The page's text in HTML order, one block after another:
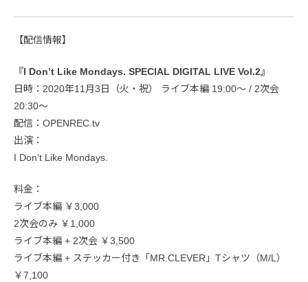
【配信情報】
『I Don’t Like Mondays. SPECIAL DIGITAL LIVE Vol.2』
日時：2020年11月3日（火・祝） ライブ本編 19:00〜 / 2次会
20:30〜
配信：OPENREC.tv
出演：
I Don’t Like Mondays.
料金：
ライブ本編 ￥3,000
2次会のみ ￥1,000
ライブ本編 + 2次会 ￥3,500
ライブ本編 + ステッカー付き「MR.CLEVER」Tシャツ（M/L）
￥7,100